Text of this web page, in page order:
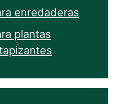
enredaderas
plantas